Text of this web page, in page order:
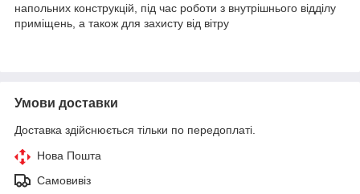
напольних конструкцій, під час роботи з внутрішнього відділу
приміщень, а також для захисту від вітру
Умови доставки
Доставка здійснюється тільки по передоплаті.
Нова Пошта
Самовивіз